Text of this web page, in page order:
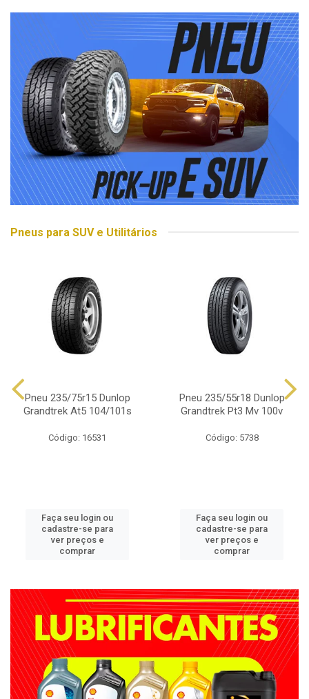
Pneus para SUV e Utilitários
Pneu 235/75r15 Dunlop
Grandtrek At5 104/101s
Código: 16531
Faça seu login ou
cadastre-se para
ver preços e
comprar
Pneu 235/55r18 Dunlop
Grandtrek Pt3 Mv 100v
Código: 5738
Faça seu login ou
cadastre-se para
ver preços e
comprar